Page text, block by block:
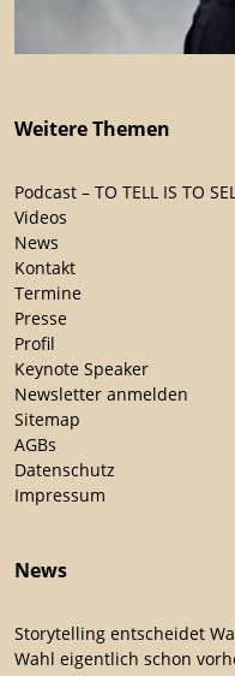
Weitere Themen
Podcast – TO TELL IS TO
Videos
News
Kontakt
Termine
Presse
Profil
Keynote Speaker
Newsletter anmelden
Sitemap
AGBs
Datenschutz
Impressum
News
Storytelling entscheidet
Wahl eigentlich schon